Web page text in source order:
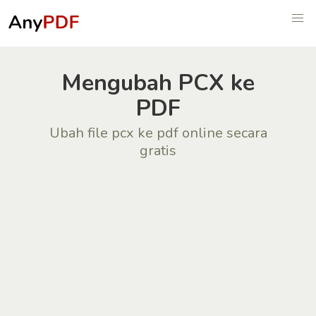
Mengubah PCX ke
PDF
Ubah file pcx ke pdf online secara
gratis